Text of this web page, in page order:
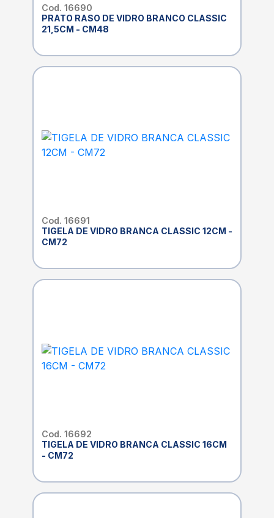
Cod. 16690
PRATO RASO DE VIDRO BRANCO CLASSIC
21,5CM - CM48
Cod. 16691
TIGELA DE VIDRO BRANCA CLASSIC 12CM -
CM72
Cod. 16692
TIGELA DE VIDRO BRANCA CLASSIC 16CM
- CM72